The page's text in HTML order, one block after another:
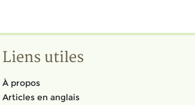
Liens utiles
À propos
Articles en anglais